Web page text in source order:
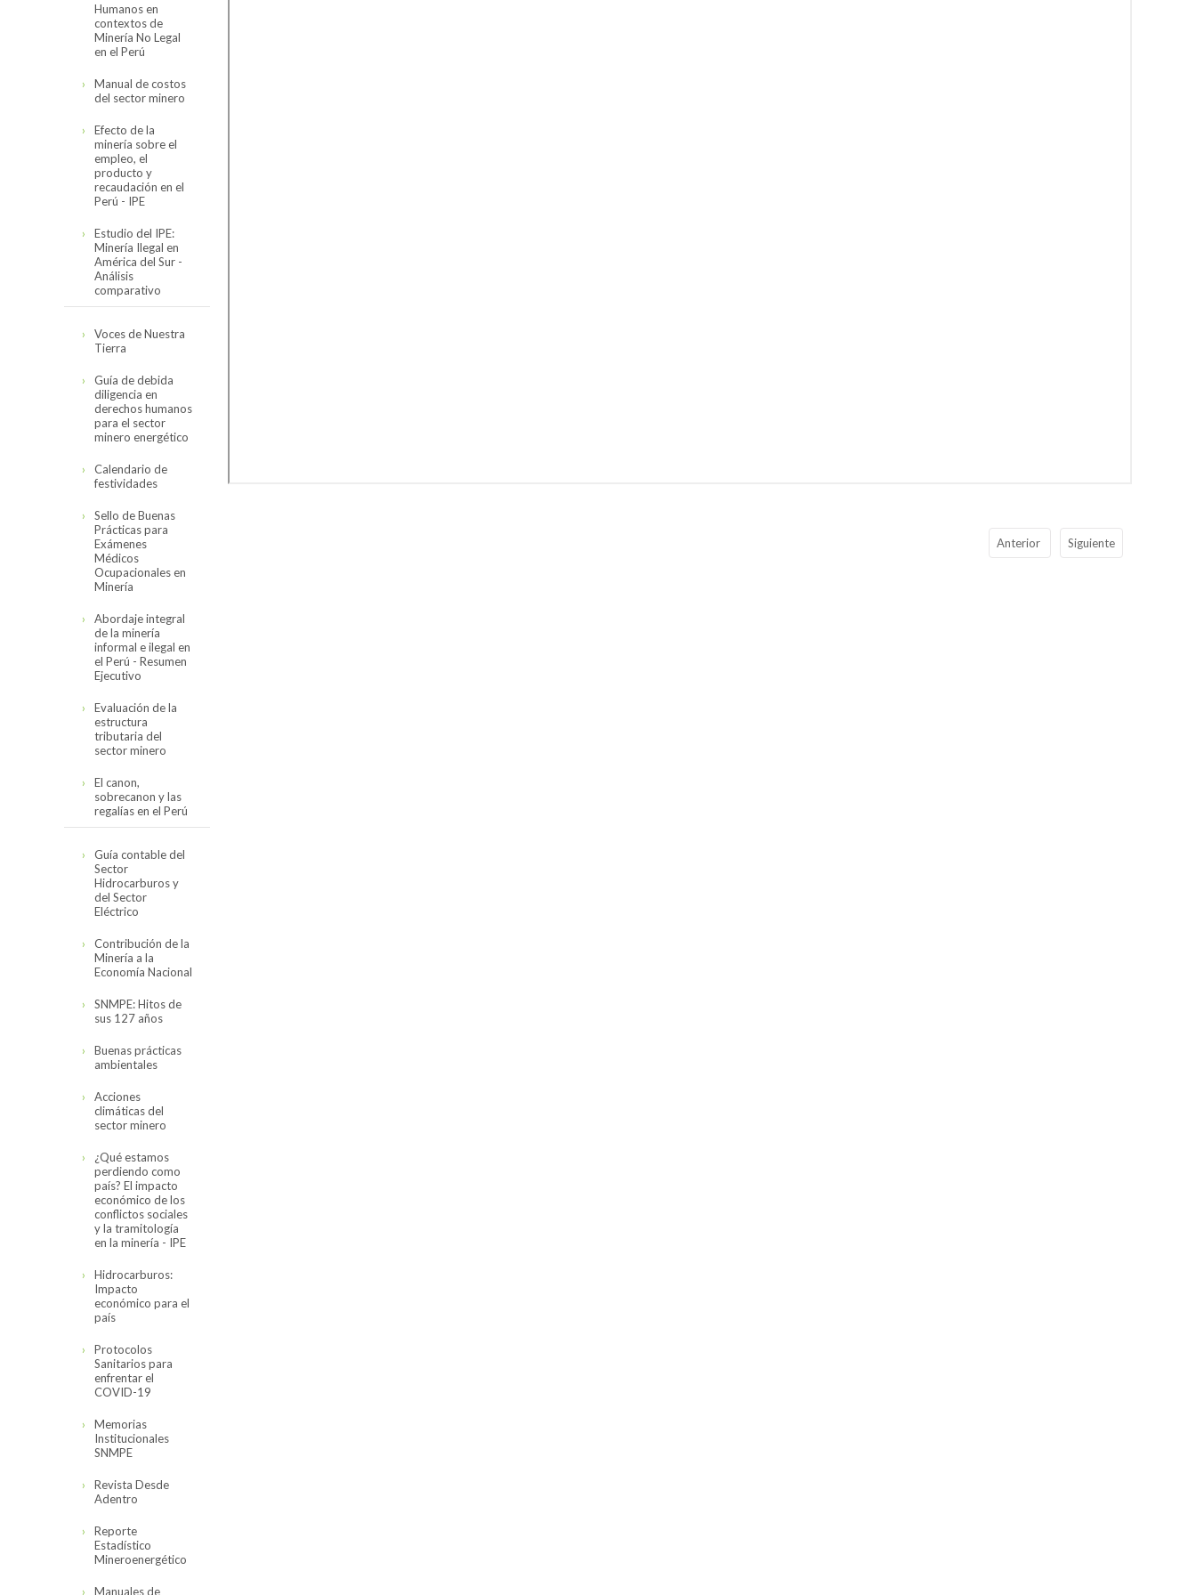
Código de
Conducta
de Conducta
Conducta de la
SNMPE y
Contexto
Internacional
Encuesta de
Directorio
Organigrama
Personal SNMPE
Minería
Hidrocarburos
Servicios
Cómo asociarse
Comités
Estructura de
comités
Sectorial Minero
Sectorial de
Hidrocarburos
Sectorial
Nuestros Servicios
Humanos en
contextos de
Minería No Legal
en el Perú
Manual de costos
del sector minero
Efecto de la
minería sobre el
empleo, el
producto y
recaudación en el
Perú - IPE
Estudio del IPE:
Minería Ilegal en
América del Sur -
Análisis
comparativo
Estudio completo
resumen
Voces de Nuestra
Tierra
Guía de debida
diligencia en
derechos humanos
para el sector
minero energético
Calendario de
festividades
Sello de Buenas
Prácticas para
Exámenes
Médicos
Ocupacionales en
Minería
Abordaje integral
de la minería
informal e ilegal en
el Perú - Resumen
Ejecutivo
Evaluación de la
estructura
tributaria del
sector minero
El canon,
sobrecanon y las
regalías en el Perú
Cifras actualizadas
en noviembre del
2019
El canon,
regalías en el Perú
(2008-2017)
Guía contable del
Sector
Hidrocarburos y
del Sector
Eléctrico
Contribución de la
Minería a la
Economía Nacional
SNMPE: Hitos de
sus 127 años
Buenas prácticas
ambientales
Acciones
climáticas del
sector minero
¿Qué estamos
perdiendo como
país? El impacto
económico de los
conflictos sociales
y la tramitología
en la minería - IPE
Hidrocarburos:
Impacto
económico para el
país
Protocolos
Sanitarios para
enfrentar el
COVID-19
Memorias
Institucionales
SNMPE
Revista Desde
Adentro
Reporte
Estadístico
Mineroenergético
Manuales de
Anterior Siguiente